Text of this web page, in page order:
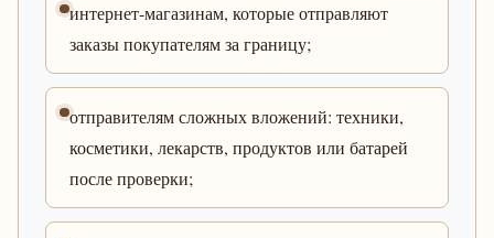
интернет-магазинам, которые отправляют
заказы покупателям за границу;
отправителям сложных вложений: техники,
косметики, лекарств, продуктов или батарей
после проверки;